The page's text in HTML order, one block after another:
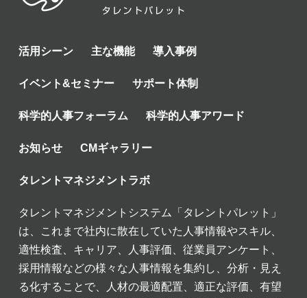
活用シーン 主な機能 導入事例
イベント&セミナー サポート体制
科学的人事フォーラム 科学的人事アワード
お知らせ CMギャラリー
タレントマネジメントラボ
タレントマネジメントシステム「タレントパレット」
は、これまで社内に散在していた人事情報やスキル、
適性検査、キャリア、人事評価、従業員アンケート、
採用情報などの様々な人事情報を集約し、分析・見え
る化することで、人材の最適配置、適正な評価、有望